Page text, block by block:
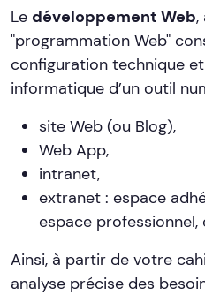
Le développement Web,
"programmation Web"
configuration technique
informatique d’un outil
site Web (ou Blog),
Web App,
intranet,
extranet : espace
espace professionnel,
Ainsi, à partir de votre
analyse précise des